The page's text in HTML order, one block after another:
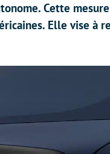
Cette
Elle vise à